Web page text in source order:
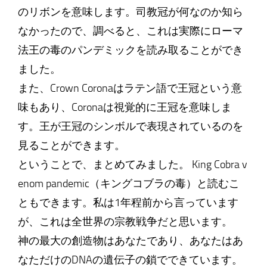
のリボンを意味します。司教冠が何なのか知ら
なかったので、調べると、これは実際にローマ
法王の毒のパンデミックを読み取ることができ
ました。
また、Crown Coronaはラテン語で王冠という意
味もあり、Coronaは視覚的に王冠を意味しま
す。王が王冠のシンボルで表現されているのを
見ることができます。
ということで、まとめてみました。 King Cobra v
enom pandemic（キングコブラの毒）と読むこ
ともできます。私は1年程前から言っています
が、これは全世界の宗教戦争だと思います。
神の最大の創造物はあなたであり、あなたはあ
なただけのDNAの遺伝子の鎖でできています。